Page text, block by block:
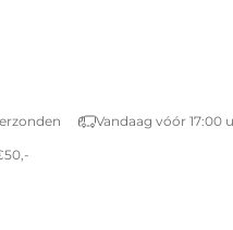
Vandaag vóór 17:00